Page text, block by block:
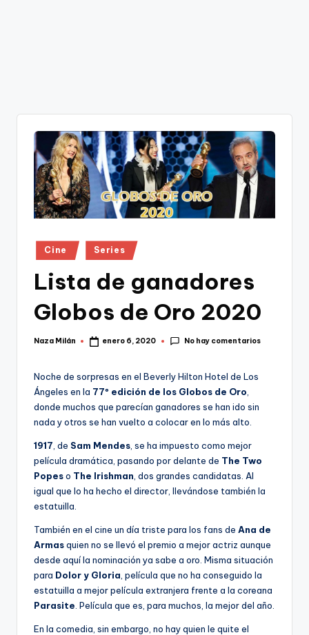
Publicado
en
Cine Series
Lista de ganadores
Globos de Oro 2020
Publicado
Naza Milán enero 6, 2020 No hay comentarios
Noche de sorpresas en el Beverly Hilton Hotel de Los
Ángeles en la 77º edición de los Globos de Oro
donde muchos que parecían ganadores se han ido sin
nada y otros se han vuelto a colocar en lo más alto.
1917 , de Sam Mendes , se ha impuesto como mejor
película dramática, pasando por delante de The Two
Popeso The Irishman , dos grandes candidatas. Al
igual que lo ha hecho el director, llevándose también la
estatuilla.
También en el cine un día triste para los fans de Ana de
Armasquien no se llevó el premio a mejor actriz aunque
desde aquí la nominación ya sabe a oro. Misma situación
para Dolor y Gloria , película que no ha conseguido la
estatuilla a mejor película extranjera frente a la coreana
Parasite . Película que es, para muchos, la mejor del año.
En la comedia, sin embargo, no hay quien le quite el